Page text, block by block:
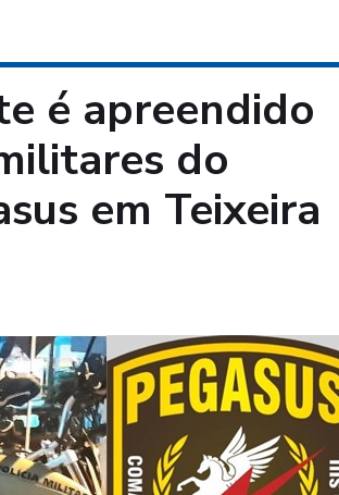
é apreendido
do
em Teixeira